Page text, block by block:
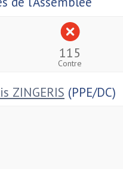
115
Contre
ZINGERIS (PPE/DC)